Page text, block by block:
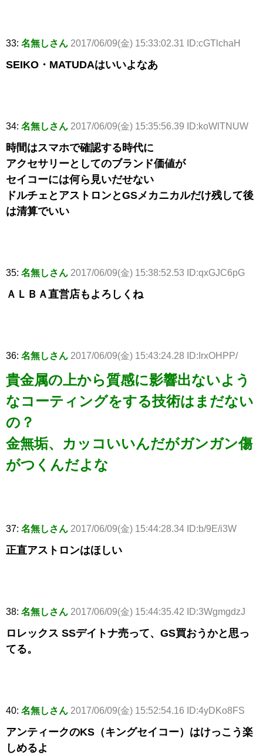
33: 名無しさん 2017/06/09(金) 15:33:02.31 ID:cGTlchaH
SEIKO・MATUDAはいいよなあ
34: 名無しさん 2017/06/09(金) 15:35:56.39 ID:koWlTNUW
時間はスマホで確認する時代に
アクセサリーとしてのブランド価値が
セイコーには何ら見いだせない
ドルチェとアストロンとGSメカニカルだけ残して後
は清算でいい
35: 名無しさん 2017/06/09(金) 15:38:52.53 ID:qxGJC6pG
ＡＬＢＡ直営店もよろしくね
36: 名無しさん 2017/06/09(金) 15:43:24.28 ID:IrxOHPP/
貴金属の上から質感に影響出ないよう
なコーティングをする技術はまだない
の？
金無垢、カッコいいんだがガンガン傷
がつくんだよな
37: 名無しさん 2017/06/09(金) 15:44:28.34 ID:b/9E/i3W
正直アストロンはほしい
38: 名無しさん 2017/06/09(金) 15:44:35.42 ID:3WgmgdzJ
ロレックス SSデイトナ売って、GS買おうかと思っ
てる。
40: 名無しさん 2017/06/09(金) 15:52:54.16 ID:4yDKo8FS
アンティークのKS（キングセイコー）はけっこう楽
しめるよ